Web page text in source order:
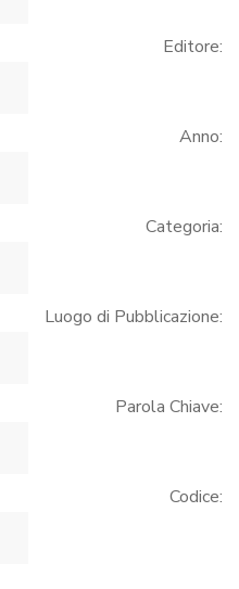
Editore:
Anno:
Categoria:
Luogo di Pubblicazione:
Parola Chiave:
Codice: